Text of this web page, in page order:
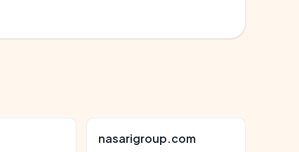
nasarigroup.com